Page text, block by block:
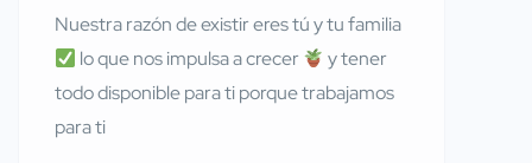
Nuestra razón de existir eres tú y tu familia
lo que nos impulsa a crecer
y tener
todo disponible para ti porque trabajamos
para ti